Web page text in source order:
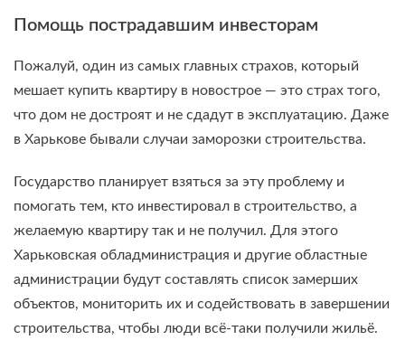
Помощь пострадавшим инвесторам
Пожалуй, один из самых главных страхов, который
мешает купить квартиру в новострое — это страх того,
что дом не достроят и не сдадут в эксплуатацию. Даже
в Харькове бывали случаи заморозки строительства.
Государство планирует взяться за эту проблему и
помогать тем, кто инвестировал в строительство, а
желаемую квартиру так и не получил. Для этого
Харьковская обладминистрация и другие областные
администрации будут составлять список замерших
объектов, мониторить их и содействовать в завершении
строительства, чтобы люди всё-таки получили жильё.